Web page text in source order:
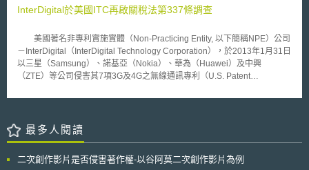
術上的矛盾。 法院認為，本案生成式AI影片已超越提交虛假引文（Fictitious
訴訟中使用深偽證據，嚴重影響了法院的審理與公眾對司法的信任，並增加
法院評估該證據是否為深偽之成本。因此，法院採取嚴厲的永久駁回訴訟
（dismissed with prejudice），以表示對企圖以深偽資料為證據的行為持
「零容忍」態度。 Mendones案展現法院審理AI深偽數位證據的細節，如
段。 面對AI時代下數位證據的挑戰，我國司法院、法務部、臺灣高等檢察
台」，以「b-JADE證明標章」結合區塊鏈技術。「b-JADE證明標章」確保
鏈下管理數位資料原檔的機制，以及鏈上的「存證資料」包含「與數位原檔
法聯盟鏈進行證據「驗真」程序，將有助於強化數位信任。 本文為資策會
12月11日，愛立信在美國德州東區地方法院對三星提起訴訟並為通知，請
向中國大陸武漢法院提起訴訟，請求對愛立信裁定發布禁訴令，禁止愛立信
在全球其他國家的法院另行提起SEP訴訟救濟，直到12月25日中國法院核
准禁訴令後才通知愛立信。愛立信旋即於12月28日向美國法院提出暫時禁
令和反禁訴令（禁止中國禁訴令干擾），美國法院立即同意核發暫時禁令，
並於2021年1月11日核發初步禁制令，明定在美國一審判決結束前三星須遵
濟影響力，迫使愛立信需繳納違反中國法院禁訴令罰款，三星應賠償愛立信
因此所受損害。 另外，美國德州東區地方法院認為，本案兩法院間處
理的是不同的法律爭議。三星是要求中國武漢法院針對愛立信4G及5G的
InterDigital於美國ITC再啟關稅法第337條調查
美國著名非專利實施實體（Non-Practicing Entity, 以下簡稱NPE）公司
－InterDigital（InterDigital Technology Corporation），於2013年1月31日
以三星（Samsung）、諾基亞（Nokia）、華為（Huawei）及中興
（ZTE）等公司侵害其7項3G及4G之無線通訊專利（U.S. Patent
No.7706830、No.78009636、No.7502406）為由，向美國國際貿委員會
依美國關稅法第337條啟動專利侵權調查（案號：337-TA-868）
InterDigital成立於1972年，主要研發領域聚焦於「無線語音及數據通訊系
技術。依據PatentFreedom於2013年1月的統計資料，InterDigital共持有
最多人閱讀
二次創作影片是否侵害著作權-以谷阿莫二次創作影片為例